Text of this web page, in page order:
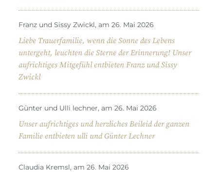
Franz und Sissy Zwickl, am 26. Mai 2026
Liebe Trauerfamilie, wenn die Sonne des Lebens
untergeht, leuchten die Sterne der Erinnerung! Unser
aufrichtiges Mitgefühl entbieten Franz und Sissy
Zwickl
Günter und Ulli lechner, am 26. Mai 2026
Unser aufrichtiges und herzliches Beileid der ganzen
Familie entbieten ulli und Günter Lechner
Claudia Kremsl, am 26. Mai 2026